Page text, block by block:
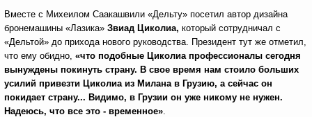
Вместе с Михеилом Саакашвили «Дельту» посетил автор дизайна
бронемашины «Лазика» Звиад Циколиа, который сотрудничал с
«Дельтой» до прихода нового руководства. Президент тут же отметил,
что ему обидно, «что подобные Циколиа профессионалы сегодня
вынуждены покинуть страну. В свое время нам стоило больших
усилий привезти Циколиа из Милана в Грузию, а сейчас он
покидает страну... Видимо, в Грузии он уже никому не нужен.
Надеюсь, что все это - временное».